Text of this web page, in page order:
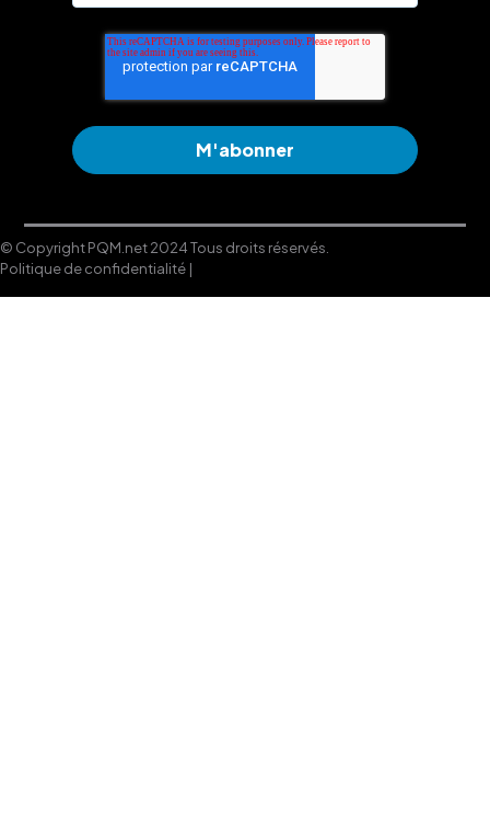
© Copyright PQM.net 2024 Tous droits réservés.
Politique de confidentialité |